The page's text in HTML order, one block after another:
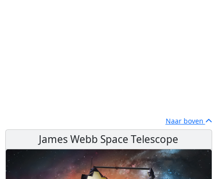
Naar boven
James Webb Space Telescope